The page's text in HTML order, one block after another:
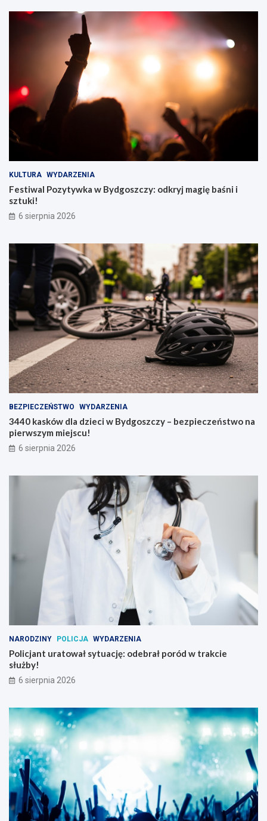
KULTURA WYDARZENIA
Festiwal Pozytywka w Bydgoszczy: odkryj magię baśni i
sztuki!
6 sierpnia 2026
BEZPIECZEŃSTWO WYDARZENIA
3440 kasków dla dzieci w Bydgoszczy – bezpieczeństwo na
pierwszym miejscu!
6 sierpnia 2026
NARODZINY POLICJA WYDARZENIA
Policjant uratował sytuację: odebrał poród w trakcie
służby!
6 sierpnia 2026